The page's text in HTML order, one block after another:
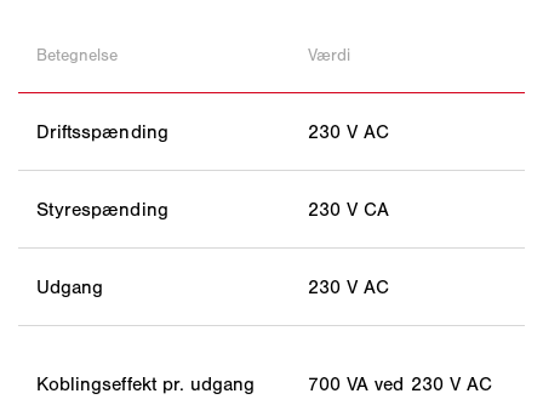
Betegnelse Værdi
Driftsspænding 230 V AC
Styrespænding 230 V CA
Udgang 230 V AC
Koblingseffekt pr. udgang 700 VA ved 230 V AC